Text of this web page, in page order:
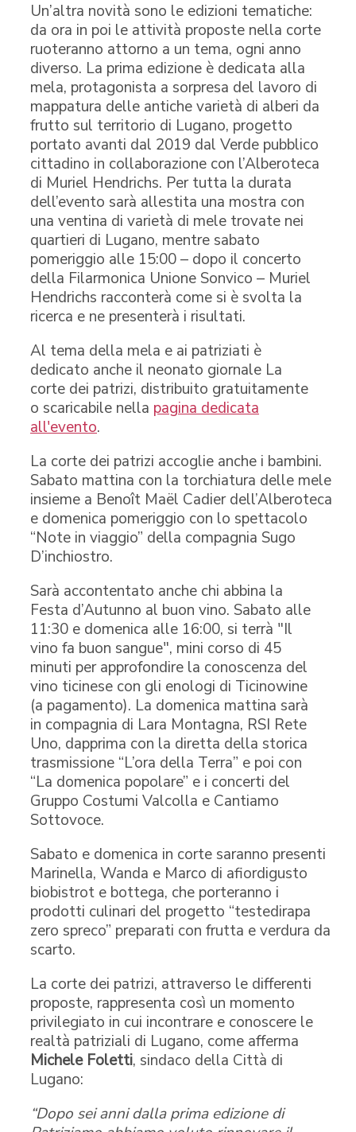
Un’altra novità sono le edizioni tematiche:
da ora in poi le attività proposte nella corte
ruoteranno attorno a un tema, ogni anno
diverso. La prima edizione è dedicata alla
mela, protagonista a sorpresa del lavoro di
mappatura delle antiche varietà di alberi da
frutto sul territorio di Lugano, progetto
portato avanti dal 2019 dal Verde pubblico
cittadino in collaborazione con l’Alberoteca
di Muriel Hendrichs. Per tutta la durata
dell’evento sarà allestita una mostra con
una ventina di varietà di mele trovate nei
quartieri di Lugano, mentre sabato
pomeriggio alle 15:00 – dopo il concerto
della Filarmonica Unione Sonvico – Muriel
Hendrichs racconterà come si è svolta la
ricerca e ne presenterà i risultati.
Al tema della mela e ai patriziati è
dedicato anche il neonato giornale La
corte dei patrizi, distribuito gratuitamente
o scaricabile nella pagina dedicata
all'evento.
La corte dei patrizi accoglie anche i bambini.
Sabato mattina con la torchiatura delle mele
insieme a Benoît Maël Cadier dell’Alberoteca
e domenica pomeriggio con lo spettacolo
“Note in viaggio” della compagnia Sugo
D’inchiostro.
Sarà accontentato anche chi abbina la
Festa d’Autunno al buon vino. Sabato alle
11:30 e domenica alle 16:00, si terrà "Il
vino fa buon sangue", mini corso di 45
minuti per approfondire la conoscenza del
vino ticinese con gli enologi di Ticinowine
(a pagamento). La domenica mattina sarà
in compagnia di Lara Montagna, RSI Rete
Uno, dapprima con la diretta della storica
trasmissione “L’ora della Terra” e poi con
“La domenica popolare” e i concerti del
Gruppo Costumi Valcolla e Cantiamo
Sottovoce.
Sabato e domenica in corte saranno presenti
Marinella, Wanda e Marco di afiordigusto
biobistrot e bottega, che porteranno i
prodotti culinari del progetto “testedirapa
zero spreco” preparati con frutta e verdura da
scarto.
La corte dei patrizi, attraverso le differenti
proposte, rappresenta così un momento
privilegiato in cui incontrare e conoscere le
realtà patriziali di Lugano, come afferma
Michele Foletti, sindaco della Città di
Lugano:
“Dopo sei anni dalla prima edizione di